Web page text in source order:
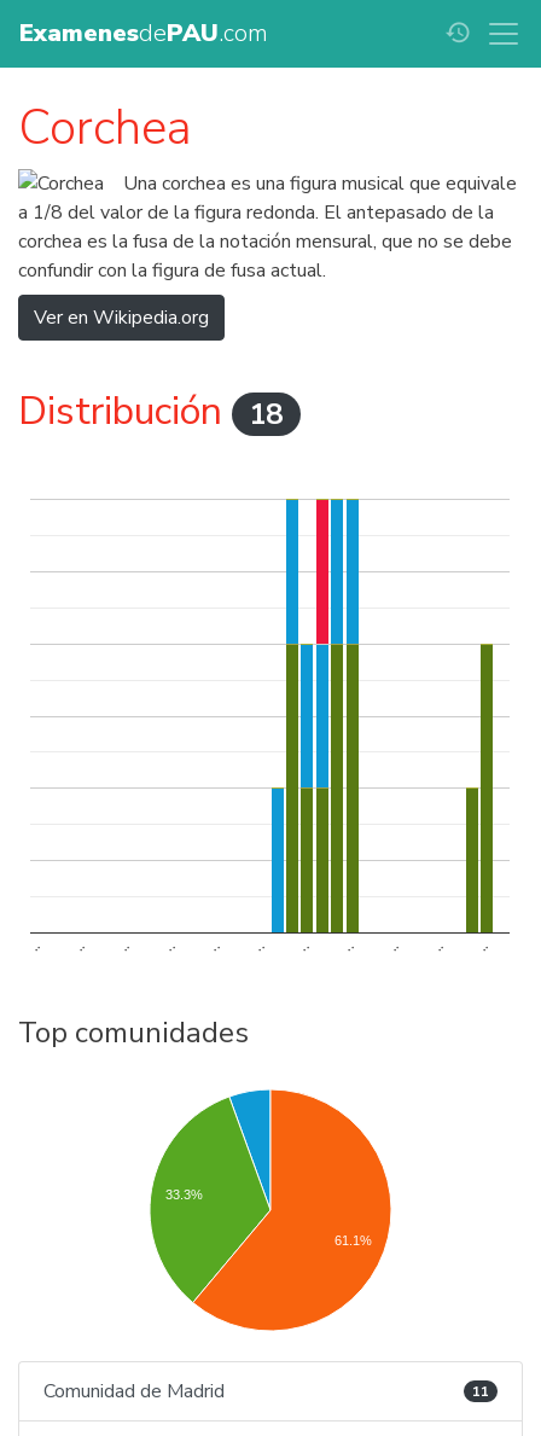
ExamenesdePAU.com history
Corchea
Una corchea es una figura musical que equivale
a 1/8 del valor de la figura redonda. El antepasado de la
corchea es la fusa de la notación mensural, que no se debe
confundir con la figura de fusa actual.
Ver en Wikipedia.org
Distribución 18
.. .. .. .. .. .. .. .. .. .. ..
Top comunidades
33.3%
61.1%
Comunidad de Madrid 11